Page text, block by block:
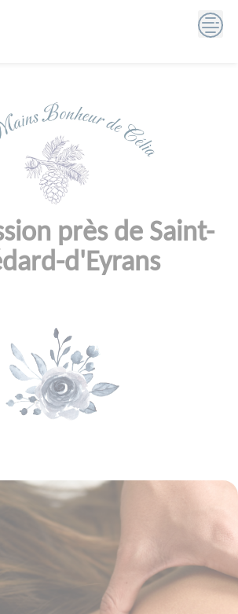
près de Saint-
d'Eyrans